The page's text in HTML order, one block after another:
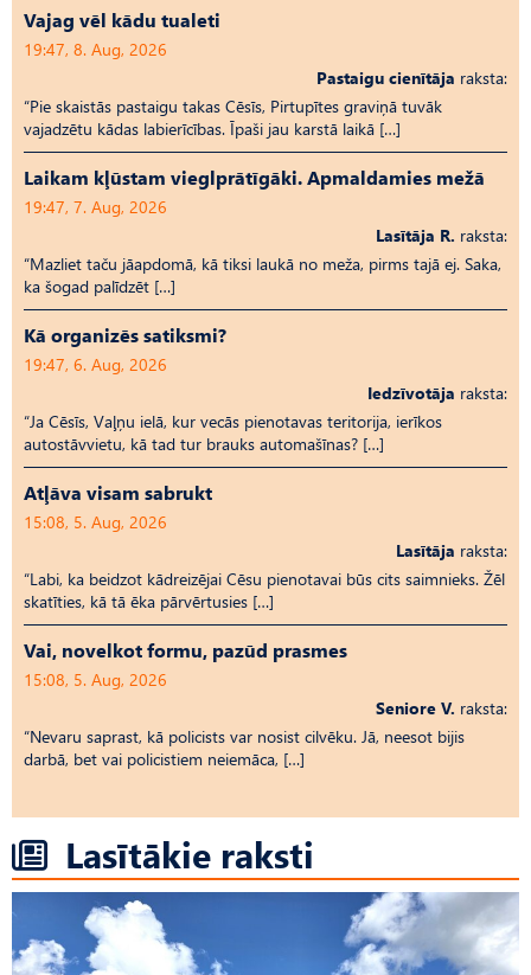
Vajag vēl kādu tualeti
19:47, 8. Aug, 2026
Pastaigu cienītāja raksta:
“Pie skaistās pastaigu takas Cēsīs, Pirtupītes graviņā tuvāk
vajadzētu kādas labierīcības. Īpaši jau karstā laikā […]
Laikam kļūstam vieglprātīgāki. Apmaldamies mežā
19:47, 7. Aug, 2026
Lasītāja R. raksta:
“Mazliet taču jāapdomā, kā tiksi laukā no meža, pirms tajā ej. Saka,
ka šogad palīdzēt […]
Kā organizēs satiksmi?
19:47, 6. Aug, 2026
Iedzīvotāja raksta:
“Ja Cēsīs, Vaļņu ielā, kur vecās pienotavas teritorija, ierīkos
autostāvvietu, kā tad tur brauks automašīnas? […]
Atļāva visam sabrukt
15:08, 5. Aug, 2026
Lasītāja raksta:
“Labi, ka beidzot kādreizējai Cēsu pienotavai būs cits saimnieks. Žēl
skatīties, kā tā ēka pārvērtusies […]
Vai, novelkot formu, pazūd prasmes
15:08, 5. Aug, 2026
Seniore V. raksta:
“Nevaru saprast, kā policists var nosist cilvēku. Jā, neesot bijis
darbā, bet vai policistiem neiemāca, […]
Lasītākie raksti